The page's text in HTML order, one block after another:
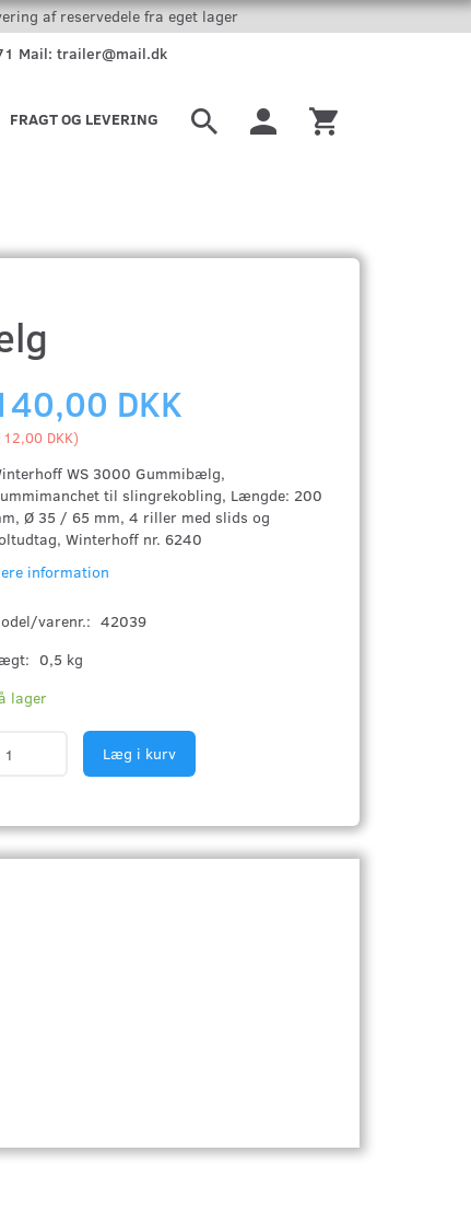
af reservedele fra eget lager
Mail: trailer@mail.dk
FRAGT OG LEVERING
DKK
DKK)
WS 3000 Gummibælg,
til slingrekobling, Længde: 200
Ø 35 / 65 mm, 4 riller med slids og
Winterhoff nr. 6240
information
varenr.: 42039
0,5 kg
lager
Læg i kurv